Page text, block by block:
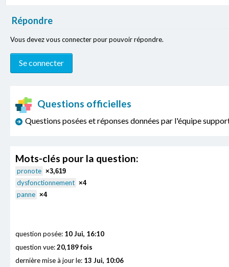
Répondre
Vous devez vous connecter pour pouvoir répondre.
Questions officielles
Questions posées et réponses données par l'équipe
Mots-clés pour la question:
pronote ×3,619
dysfonctionnement ×4
panne ×4
question posée: 10 Jui, 16:10
question vue:20,189 fois
dernière mise à jour le: 13 Jui, 10:06